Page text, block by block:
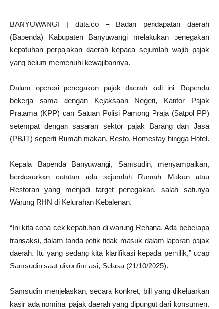
BANYUWANGI | duta.co – Badan pendapatan daerah
(Bapenda) Kabupaten Banyuwangi melakukan penegakan
kepatuhan perpajakan daerah kepada sejumlah wajib pajak
yang belum memenuhi kewajibannya.
Dalam operasi penegakan pajak daerah kali ini, Bapenda
bekerja sama dengan Kejaksaan Negeri, Kantor Pajak
Pratama (KPP) dan Satuan Polisi Pamong Praja (Satpol PP)
setempat dengan sasaran sektor pajak Barang dan Jasa
(PBJT) seperti Rumah makan, Resto, Homestay hingga Hotel.
Kepala Bapenda Banyuwangi, Samsudin, menyampaikan,
berdasarkan catatan ada sejumlah Rumah Makan atau
Restoran yang menjadi target penegakan, salah satunya
Warung RHN di Kelurahan Kebalenan.
“Ini kita coba cek kepatuhan di warung Rehana. Ada beberapa
transaksi, dalam tanda petik tidak masuk dalam laporan pajak
daerah. Itu yang sedang kita klarifikasi kepada pemilik,” ucap
Samsudin saat dikonfirmasi, Selasa (21/10/2025).
Samsudin menjelaskan, secara konkret, bill yang dikeluarkan
kasir ada nominal pajak daerah yang dipungut dari konsumen.